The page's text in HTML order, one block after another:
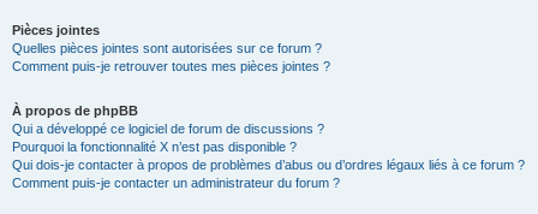
Pièces jointes
Quelles pièces jointes sont autorisées sur ce forum ?
Comment puis-je retrouver toutes mes pièces jointes ?
À propos de phpBB
Qui a développé ce logiciel de forum de discussions ?
Pourquoi la fonctionnalité X n’est pas disponible ?
Qui dois-je contacter à propos de problèmes d’abus ou d’ordres légaux liés à ce forum ?
Comment puis-je contacter un administrateur du forum ?